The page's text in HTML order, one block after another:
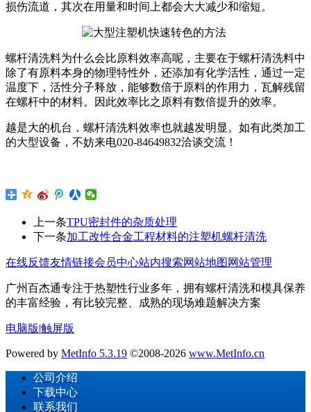
损伤流道，其次在用量和时间上都会大大减少和缩短。
螺杆清洗料为什么会比原料效率高呢，主要在于螺杆清洗料中
除了有原料本身的物理特性外，还添加有化学活性，通过一定
温度下，活性分子释放，能够数倍于原料的作用力，瓦解残留
在螺杆中的材料。因此效率比之原料有数倍提升的效率。
越是大的机台，螺杆清洗料效率也就越发明显。如有此类加工
的大型设备，不妨来电020-84649832洽谈交流！
上一条TPU密封件的杂质处理
下一条加工改性合金工程材料的注塑机螺杆清洗
在线反馈友情链接会员中心站内搜索网站地图 网站管理
广州百杰通专注于热塑性行业多年，拥有螺杆清洗和模具保养
的丰富经验，有比较完整、成熟的现场难题解决方案
电脑版|触屏版
Powered by MetInfo 5.3.19 ©2008-2026 www.MetInfo.cn
公司介绍
下载中心
联系我们